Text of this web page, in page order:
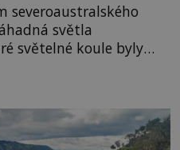
severoaustralského
světla
během nichž se
mizely. Svědek, který
Záhadný
deb